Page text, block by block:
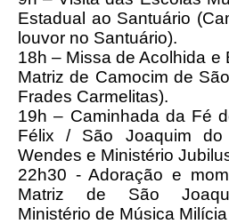
Estadual ao Santuário
louvor no Santuário).
18h – Missa de Acolhida e
Matriz de Camocim de
Frades Carmelitas).
19h – Caminhada da Fé
Félix / São Joaquim do
Wendes e Ministério
22h30 - Adoração e
Matriz de São
Ministério de Música